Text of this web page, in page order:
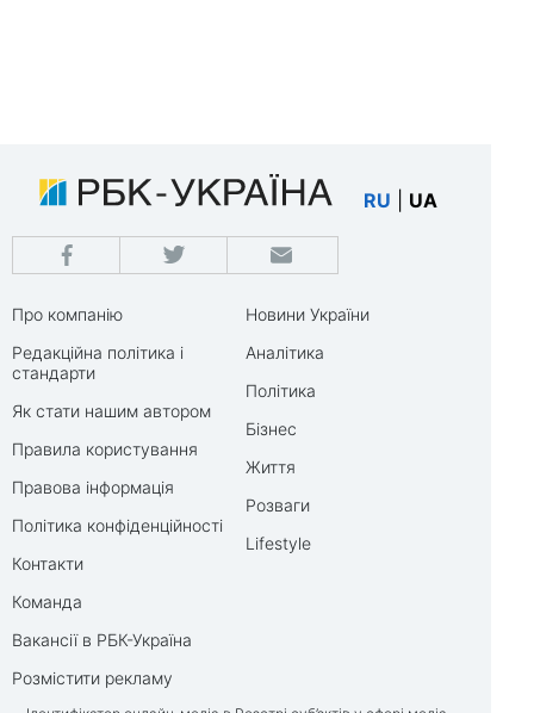
RU UA
Про компанію
Редакційна політика і
стандарти
Як стати нашим автором
Правила користування
Правова інформація
Політика конфіденційності
Контакти
Команда
Вакансії в РБК-Україна
Розмістити рекламу
Новини України
Аналітика
Політика
Бізнес
Життя
Розваги
Lifestyle